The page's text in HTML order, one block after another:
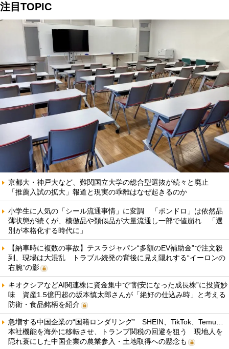
注目TOPIC
京都大・神戸大など、難関国立大学の総合型選抜が続々と廃止
「推薦入試の拡大」報道と現実の乖離はなぜ起きるのか
小学生に人気の「シール流通事情」に変調 「ボンドロ」は依然品
薄状態が続くが、模倣品や類似品が大量流通し一部で値崩れ 「選
別が本格化する時代に」
【納車時に複数の事故】テスラジャパン“多額のEV補助金”で注文殺
到、現場は大混乱 トラブル続発の背後に見え隠れする“イーロンの
右腕”の影
キオクシアなどAI関連株に資金集中で“割安になった成長株”に投資妙
味 資産1.5億円超の坂本慎太郎さんが「絶好の仕込み時」と考える
防衛・食品銘柄を紹介
急増する中国企業の“国籍ロンダリング” SHEIN、TikTok、Temu…
本社機能を海外に移転させ、トランプ関税の回避を狙う 現地人を
隠れ蓑にした中国企業の農業参入・土地取得への懸念も